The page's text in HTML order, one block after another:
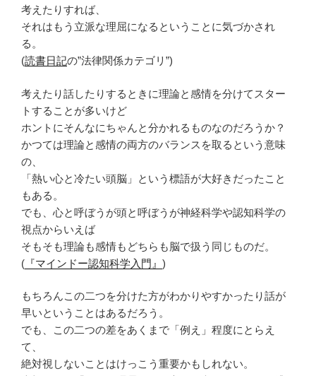
考えたりすれば、
それはもう立派な理屈になるということに気づかされ
る。
(読書日記の”法律関係カテゴリ”)
考えたり話したりするときに理論と感情を分けてスター
トすることが多いけど
ホントにそんなにちゃんと分かれるものなのだろうか？
かつては理論と感情の両方のバランスを取るという意味
の、
「熱い心と冷たい頭脳」という標語が大好きだったこと
もある。
でも、心と呼ぼうが頭と呼ぼうが神経科学や認知科学の
視点からいえば
そもそも理論も感情もどちらも脳で扱う同じものだ。
( 『マインドー認知科学入門』 )
もちろんこの二つを分けた方がわかりやすかったり話が
早いということはあるだろう。
でも、この二つの差をあくまで「例え」程度にとらえ
て、
絶対視しないことはけっこう重要かもしれない。